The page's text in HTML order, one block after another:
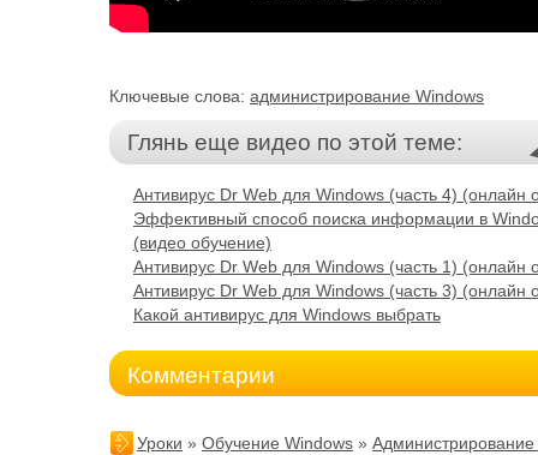
Ключевые слова: администрирование Windows
Глянь еще видео по этой теме:
Антивирус Dr Web для Windows (часть 4) (онлайн
Эффективный способ поиска информации в
(видео обучение)
Антивирус Dr Web для Windows (часть 1) (онлайн
Антивирус Dr Web для Windows (часть 3) (онлайн
Какой антивирус для Windows выбрать
Комментарии
Уроки » Обучение Windows »